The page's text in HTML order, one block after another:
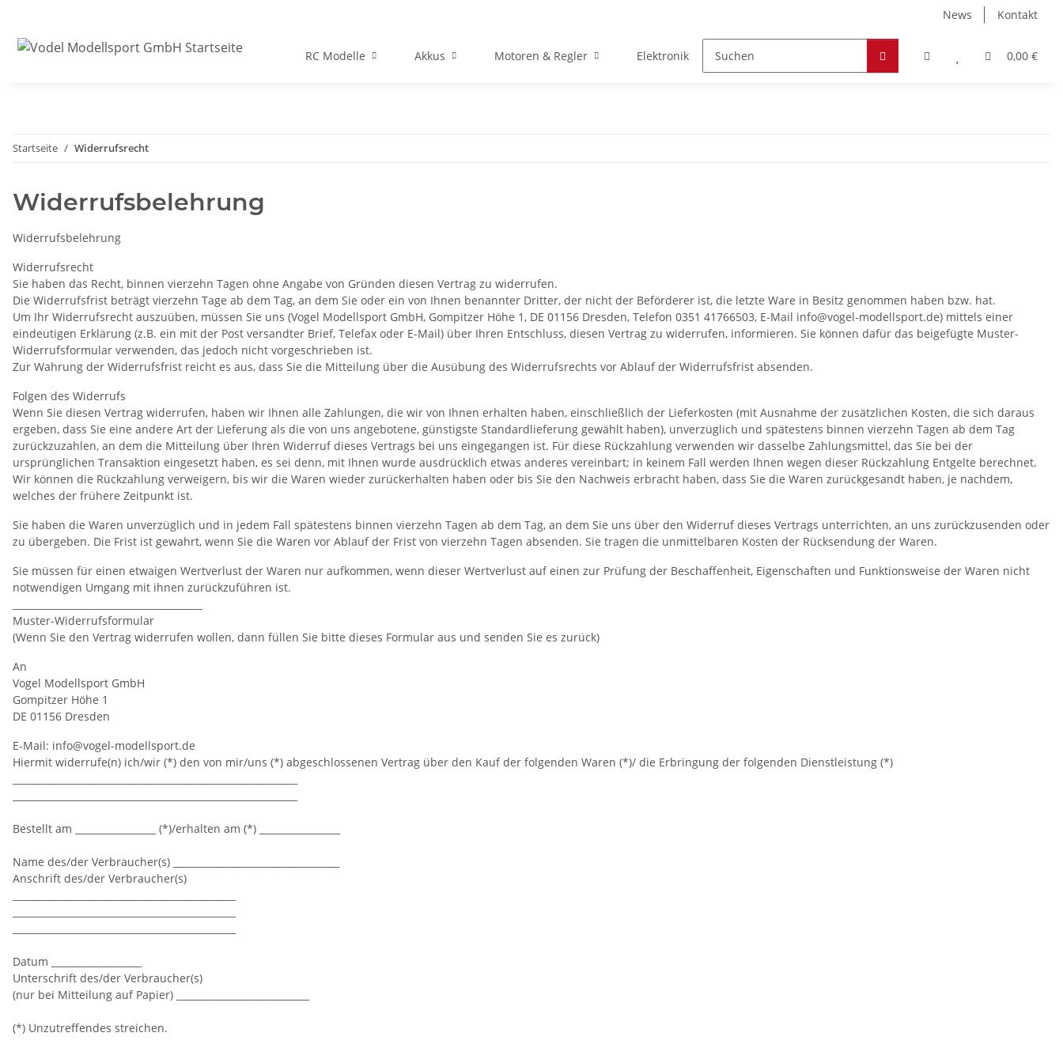
News Kontakt
0,00 €
RC Modelle Akkus Motoren & Regler Elektronik Zubehör Hobby & Freizeit Werkstoffe
Startseite Widerrufsrecht
Widerrufsbelehrung
Widerrufsbelehrung
Widerrufsrecht
Sie haben das Recht, binnen vierzehn Tagen ohne Angabe von Gründen diesen Vertrag zu widerrufen.
Die Widerrufsfrist beträgt vierzehn Tage ab dem Tag, an dem Sie oder ein von Ihnen benannter Dritter, der nicht der Beförderer ist, die letzte Ware in Besitz genommen haben bzw. hat.
Um Ihr Widerrufsrecht auszuüben, müssen Sie uns (Vogel Modellsport GmbH, Gompitzer Höhe 1, DE 01156 Dresden, Telefon 0351 41766503, E-Mail info@vogel-modellsport.de) mittels einer
eindeutigen Erklärung (z.B. ein mit der Post versandter Brief, Telefax oder E-Mail) über Ihren Entschluss, diesen Vertrag zu widerrufen, informieren. Sie können dafür das beigefügte Muster-
Widerrufsformular verwenden, das jedoch nicht vorgeschrieben ist.
Zur Wahrung der Widerrufsfrist reicht es aus, dass Sie die Mitteilung über die Ausübung des Widerrufsrechts vor Ablauf der Widerrufsfrist absenden.
Folgen des Widerrufs
Wenn Sie diesen Vertrag widerrufen, haben wir Ihnen alle Zahlungen, die wir von Ihnen erhalten haben, einschließlich der Lieferkosten (mit Ausnahme der zusätzlichen Kosten, die sich daraus
ergeben, dass Sie eine andere Art der Lieferung als die von uns angebotene, günstigste Standardlieferung gewählt haben), unverzüglich und spätestens binnen vierzehn Tagen ab dem Tag
zurückzuzahlen, an dem die Mitteilung über Ihren Widerruf dieses Vertrags bei uns eingegangen ist. Für diese Rückzahlung verwenden wir dasselbe Zahlungsmittel, das Sie bei der
ursprünglichen Transaktion eingesetzt haben, es sei denn, mit Ihnen wurde ausdrücklich etwas anderes vereinbart; in keinem Fall werden Ihnen wegen dieser Rückzahlung Entgelte berechnet.
Wir können die Rückzahlung verweigern, bis wir die Waren wieder zurückerhalten haben oder bis Sie den Nachweis erbracht haben, dass Sie die Waren zurückgesandt haben, je nachdem,
welches der frühere Zeitpunkt ist.
Sie haben die Waren unverzüglich und in jedem Fall spätestens binnen vierzehn Tagen ab dem Tag, an dem Sie uns über den Widerruf dieses Vertrags unterrichten, an uns zurückzusenden oder
zu übergeben. Die Frist ist gewahrt, wenn Sie die Waren vor Ablauf der Frist von vierzehn Tagen absenden. Sie tragen die unmittelbaren Kosten der Rücksendung der Waren.
Sie müssen für einen etwaigen Wertverlust der Waren nur aufkommen, wenn dieser Wertverlust auf einen zur Prüfung der Beschaffenheit, Eigenschaften und Funktionsweise der Waren nicht
notwendigen Umgang mit ihnen zurückzuführen ist.
Muster-Widerrufsformular
(Wenn Sie den Vertrag widerrufen wollen, dann füllen Sie bitte dieses Formular aus und senden Sie es zurück)
An
Vogel Modellsport GmbH
Gompitzer Höhe 1
DE 01156 Dresden
E-Mail: info@vogel-modellsport.de
Hiermit widerrufe(n) ich/wir (*) den von mir/uns (*) abgeschlossenen Vertrag über den Kauf der folgenden Waren (*)/ die Erbringung der folgenden Dienstleistung (*)
Bestellt am _________________ (*)/erhalten am (*) _________________
Name des/der Verbraucher(s) ___________________________________
Anschrift des/der Verbraucher(s)
Datum ___________________
Unterschrift des/der Verbraucher(s)
(nur bei Mitteilung auf Papier) ____________________________
(*) Unzutreffendes streichen.